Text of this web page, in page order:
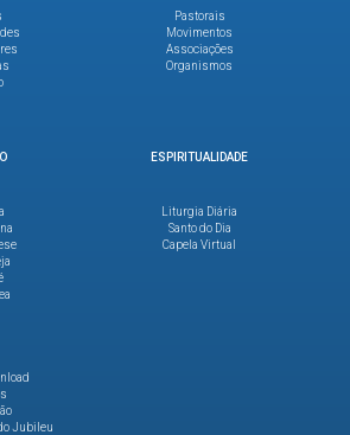
Pastorais
Movimentos
Associações
Organismos
Jubileu
ESPIRITUALIDADE
Liturgia Diária
Santo do Dia
Capela Virtual